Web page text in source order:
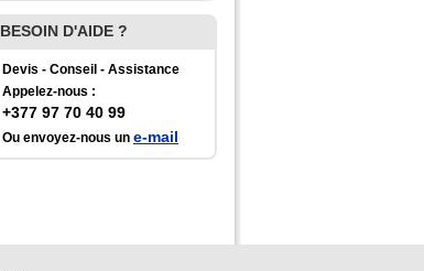
BESOIN D'AIDE ?
Devis - Conseil - Assistance
Appelez-nous :
+377 97 70 40 99
Ou envoyez-nous un e-mail